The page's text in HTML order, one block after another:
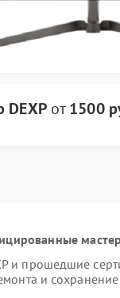
DEXPот1500
и прошедшие
и